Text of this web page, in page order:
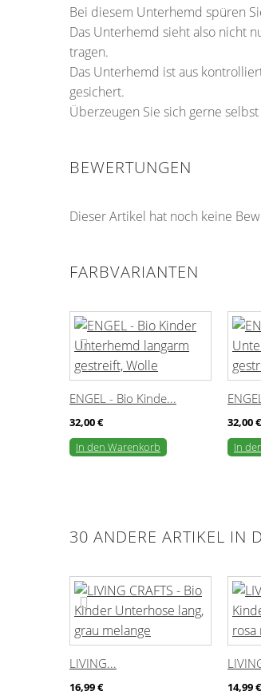
Bei diesem Unterhemd spüren
Das Unterhemd sieht also nicht
tragen.
Das Unterhemd ist aus
gesichert.
Überzeugen Sie sich gerne
BEWERTUNGEN
Dieser Artikel hat noch keine
FARBVARIANTEN
ENGEL - Bio Kinde...
32,00 €
In den Warenkorb
32,00 €
In
30 ANDERE ARTIKEL IN
LIVING...
16,99 € 14,99 €